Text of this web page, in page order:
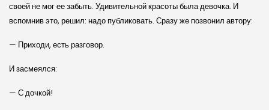
своей не мог ее забыть. Удивительной красоты была девочка. И
вспомнив это, решил: надо публиковать. Сразу же позвонил автору:
— Приходи, есть разговор.
И засмеялся:
— С дочкой!